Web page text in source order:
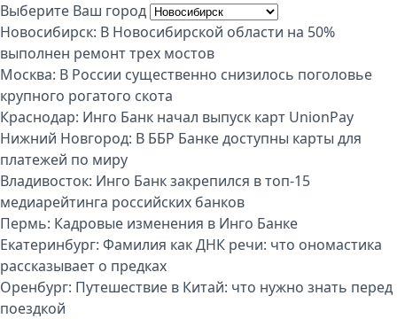
Выберите Ваш город
Новосибирск: В Новосибирской области на 50%
выполнен ремонт трех мостов
Москва: В России существенно снизилось поголовье
крупного рогатого скота
Краснодар: Инго Банк начал выпуск карт UnionPay
Нижний Новгород: В ББР Банке доступны карты для
платежей по миру
Владивосток: Инго Банк закрепился в топ-15
медиарейтинга российских банков
Пермь: Кадровые изменения в Инго Банке
Екатеринбург: Фамилия как ДНК речи: что ономастика
рассказывает о предках
Оренбург: Путешествие в Китай: что нужно знать перед
поездкой